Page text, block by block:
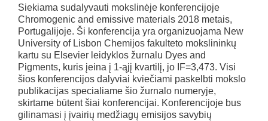
Siekiama sudalyvauti mokslinėje konferencijoje
Chromogenic and emissive materials 2018 metais,
Portugalijoje. Ši konferencija yra organizuojama New
University of Lisbon Chemijos fakulteto mokslininkų
kartu su Elsevier leidyklos žurnalu Dyes and
Pigments, kuris įeina į 1-ąjį kvartilį, jo IF=3,473. Visi
šios konferencijos dalyviai kviečiami paskelbti mokslo
publikacijas specialiame šio žurnalo numeryje,
skirtame būtent šiai konferencijai. Konferencijoje bus
gilinamasi į įvairių medžiagų emisijos savybių